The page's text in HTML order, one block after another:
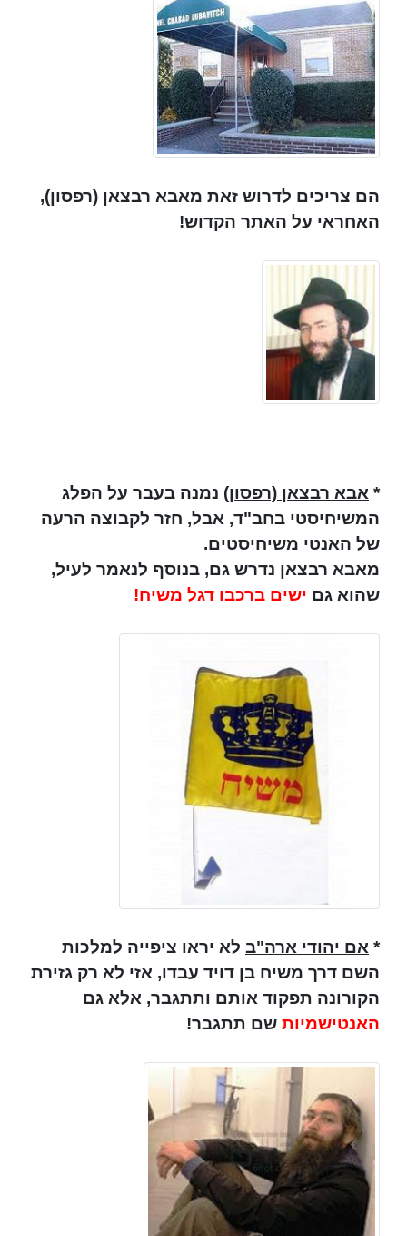
הם צריכים לדרוש זאת מאבא רבצאן (רפסון),
האחראי על האתר הקדוש!
* אבא רבצאן (רפסון) נמנה בעבר על הפלג
המשיחיסטי בחב"ד, אבל, חזר לקבוצה הרעה
של האנטי משיחיסטים.
מאבא רבצאן נדרש גם, בנוסף לנאמר לעיל,
שהוא גם ישים ברכבו דגל משיח!
* אם יהודי ארה"ב לא יראו ציפייה למלכות
השם דרך משיח בן דויד עבדו, אזי לא רק גזירת
הקורונה תפקוד אותם ותתגבר, אלא גם
האנטישמיות שם תתגבר!